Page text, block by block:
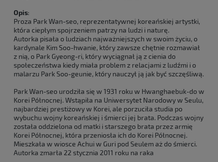
Opis:
Proza Park Wan-seo, reprezentatywnej koreańskiej artystki,
która ciepłym spojrzeniem patrzy na ludzi i naturę.
Autorka pisała o ludziach najważniejszych w swoim życiu, o
kardynale Kim Soo-hwanie, który zawsze chętnie rozmawiał
z nią, o Park Gyeong-ri, który wyciągnał ją z cienia do
społeczeństwa kiedy miała problem z relacjami z ludźmi i o
malarzu Park Soo-geunie, który nauczył ją jak być szczęśliwą.
Park Wan-seo urodziła się w 1931 roku w Hwanghaebuk-do w
Korei Północnej. Wstąpiła na Uniwersytet Narodowy w Seulu,
najbardziej prestiżowy w Korei, ale porzuciła studia po
wybuchu wojny koreańskiej i śmierci jej brata. Podczas wojny
została oddzielona od matki i starszego brata przez armię
Korei Północnej, która przeniosła ich do Korei Północnej.
Mieszkała w wiosce Achui w Guri pod Seulem aż do śmierci.
Autorka zmarła 22 stycznia 2011 roku na raka